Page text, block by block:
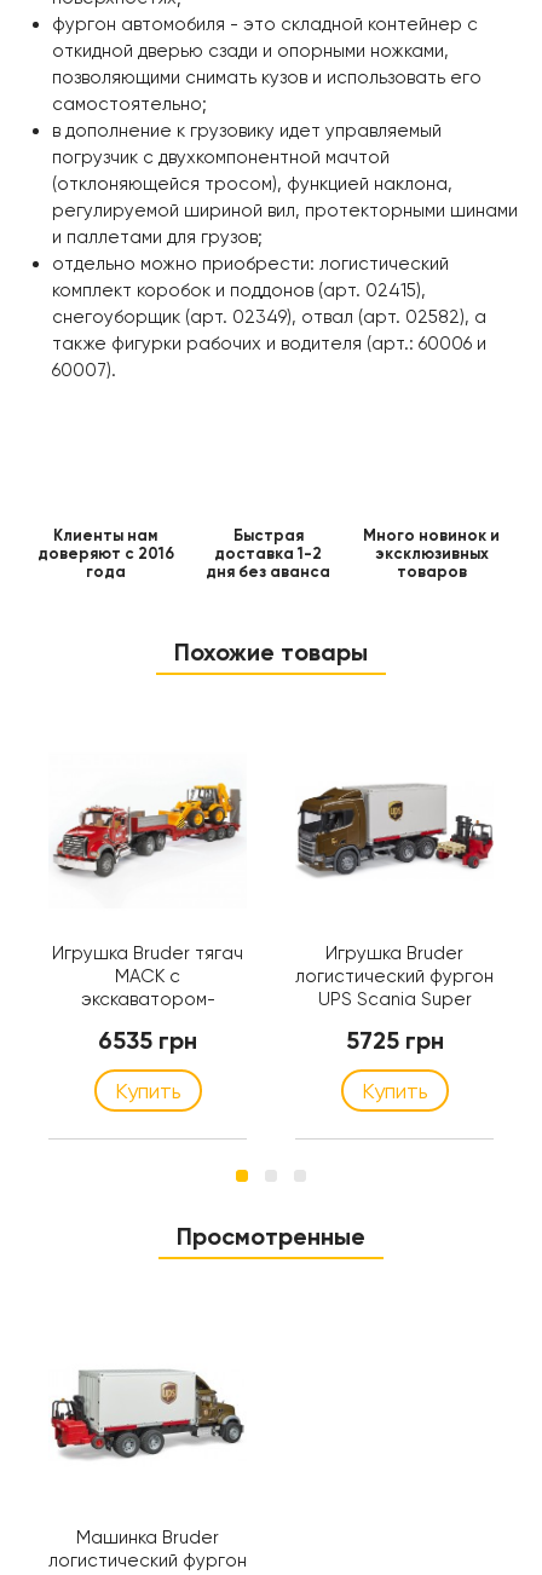
фургон автомобиля - это складной контейнер с
откидной дверью сзади и опорными ножками,
позволяющими снимать кузов и использовать его
самостоятельно;
в дополнение к грузовику идет управляемый
погрузчик с двухкомпонентной мачтой
(отклоняющейся тросом), функцией наклона,
регулируемой шириной вил, протекторными шинами
и паллетами для грузов;
отдельно можно приобрести: логистический
комплект коробок и поддонов (арт. 02415),
снегоуборщик (арт. 02349), отвал (арт. 02582), а
также фигурки рабочих и водителя (арт.: 60006 и
60007).
Клиенты нам
доверяют с 2016
года
Быстрая
доставка 1-2
дня без аванса
Много новинок и
эксклюзивных
товаров
Похожие товары
Игрушка Bruder тягач
MACK с
экскаватором-
(02813)
6535 грн
Купить
Игрушка Bruder
логистический фургон
UPS Scania Super
(03582)
5725 грн
Купить
Просмотренные
Машинка Bruder
логистический фургон